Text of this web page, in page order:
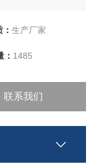
生产厂家
1485
联系我们